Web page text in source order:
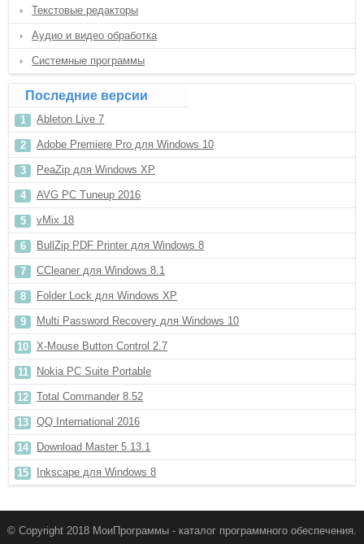
Текстовые редакторы
Аудио и видео обработка
Системные программы
Последние версии
Ableton Live 7
Adobe Premiere Pro для Windows 10
PeaZip для Windows XP
AVG PC Tuneup 2016
vMix 18
BullZip PDF Printer для Windows 8
CCleaner для Windows 8.1
Folder Lock для Windows XP
Multi Password Recovery для Windows 10
X-Mouse Button Control 2.7
Nokia PC Suite Portable
Total Commander 8.52
QQ International 2016
Download Master 5.13.1
Inkscape для Windows 8
© Copyright 2018 МоиПрограммы - каталог программного обеспечения.